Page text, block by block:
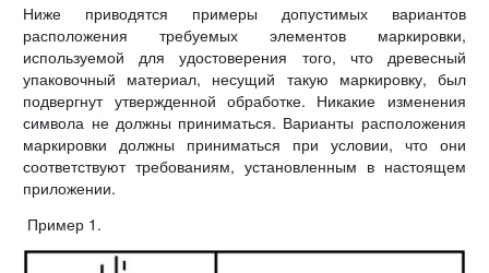
Ниже приводятся примеры допустимых вариантов
расположения требуемых элементов маркировки,
используемой для удостоверения того, что древесный
упаковочный материал, несущий такую маркировку, был
подвергнут утвержденной обработке. Никакие изменения
символа не должны приниматься. Варианты расположения
маркировки должны приниматься при условии, что они
соответствуют требованиям, установленным в настоящем
приложении.
Пример 1.